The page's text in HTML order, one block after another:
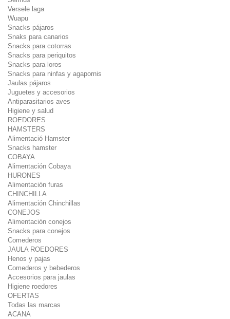
Versele laga
Wuapu
Snacks pájaros
Snaks para canarios
Snacks para cotorras
Snacks para periquitos
Snacks para loros
Snacks para ninfas y agapornis
Jaulas pájaros
Juguetes y accesorios
Antiparasitarios aves
Higiene y salud
ROEDORES
HAMSTERS
Alimentació Hamster
Snacks hamster
COBAYA
Alimentación Cobaya
HURONES
Alimentación furas
CHINCHILLA
Alimentación Chinchillas
CONEJOS
Alimentación conejos
Snacks para conejos
Comederos
JAULA ROEDORES
Henos y pajas
Comederos y bebederos
Accesorios para jaulas
Higiene roedores
OFERTAS
Todas las marcas
ACANA